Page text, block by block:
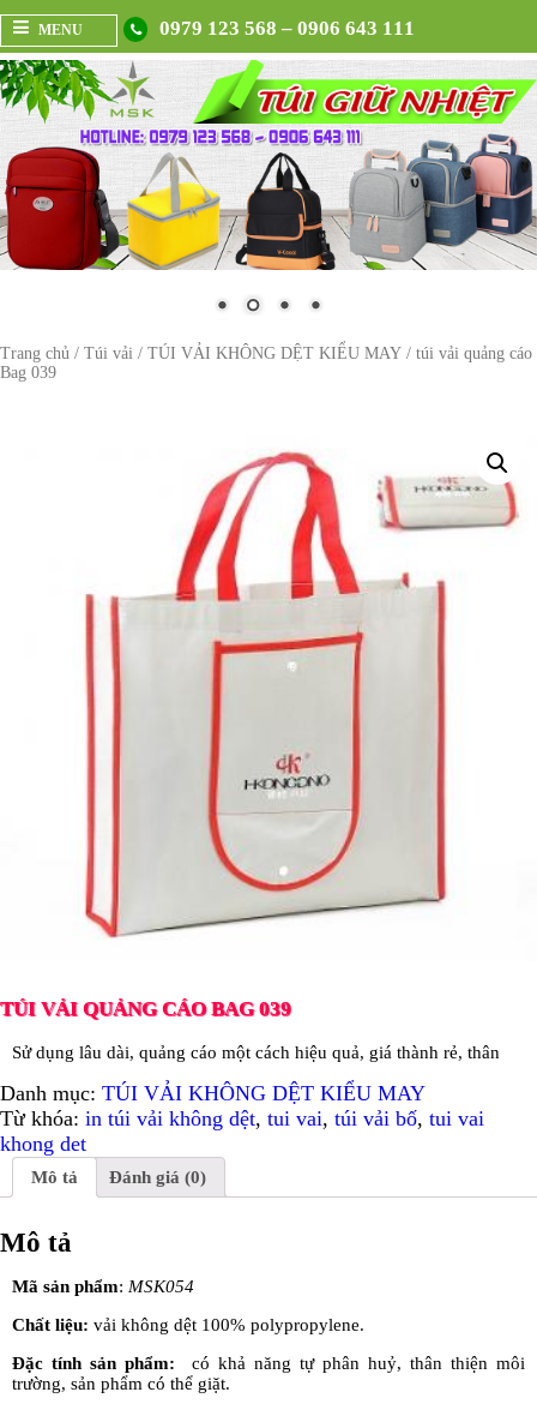
MENU 0979 123 568 – 0906 643 111
Trang chủ / Túi vải / TÚI VẢI KHÔNG DỆT KIỂU MAY / túi vải quảng cáo
Bag 039
TÚI VẢI QUẢNG CÁO BAG 039
Sử dụng lâu dài, quảng cáo một cách hiệu quả, giá thành rẻ, thân
Danh mục: TÚI VẢI KHÔNG DỆT KIỂU MAY
Từ khóa: in túi vải không dệt, tui vai, túi vải bố, tui vai
khong det
Mô tả Đánh giá (0)
Mô tả
Mã sản phẩm: MSK054
Chất liệu: vải không dệt 100% polypropylene.
Đặc tính sản phẩm: có khả năng tự phân huỷ, thân thiện môi
trường, sản phẩm có thể giặt.